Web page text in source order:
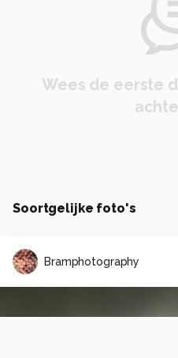
Wees de eerste
Soortgelijke foto's
Bramphotography